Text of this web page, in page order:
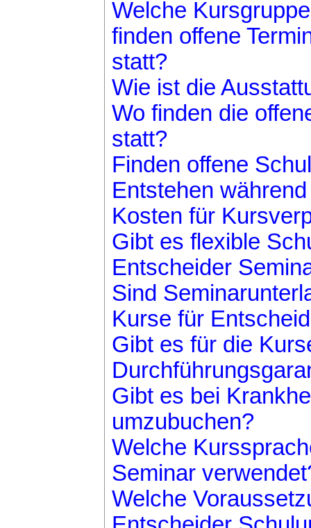
Welche
finden offene
statt?
Wie ist die
Wo finden die
statt?
Finden offene
Entstehen
Kosten für
Gibt es flexible
Entscheider
Sind
Kurse für
Gibt es für die
Gibt es bei
umzubuchen?
Welche
Seminar
Welche